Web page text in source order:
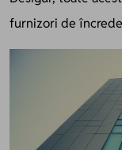
furnizori de